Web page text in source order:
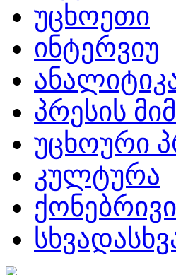
უცხოეთი
ინტერვიუ
პრესის
უცხოური
კულტურა